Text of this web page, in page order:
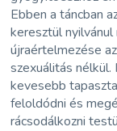
Ebben a táncban
keresztül
újraértelmezése
szexuálitás
kevesebb
feloldódni és
rácsodálkozni